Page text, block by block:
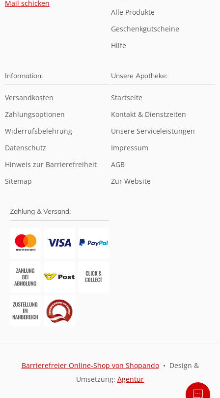
Mail schicken
Alle Produkte
Geschenkgutscheine
Hilfe
Information:
Versandkosten
Zahlungsoptionen
Widerrufsbelehrung
Datenschutz
Hinweis zur Barrierefreiheit
Sitemap
Unsere Apotheke:
Startseite
Kontakt & Dienstzeiten
Unsere Serviceleistungen
Impressum
AGB
Zur Website
Zahlung & Versand:
Barrierefreier Online-Shop von Shopando• Design &
Umsetzung: Agentur